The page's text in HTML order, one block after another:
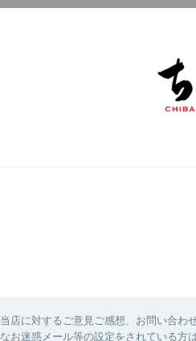
当店に対するご意見ご感想、お問い合わ
なお迷惑メール等の設定をされている方